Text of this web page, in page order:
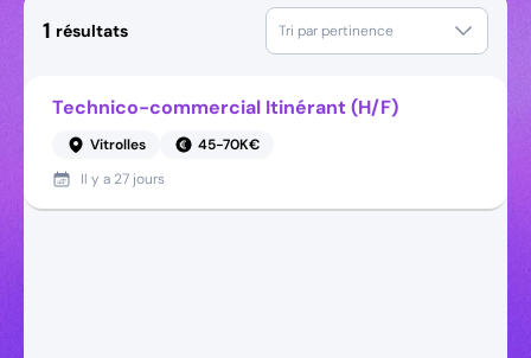
1 résultats Tri par pertinence
Technico-commercial Itinérant (H/F)
Vitrolles
45-70K€
Il y a 27 jours